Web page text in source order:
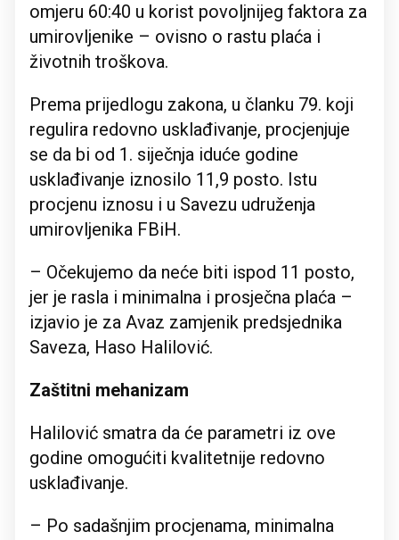
omjeru 60:40 u korist povoljnijeg faktora za
umirovljenike – ovisno o rastu plaća i
životnih troškova.
Prema prijedlogu zakona, u članku 79. koji
regulira redovno usklađivanje, procjenjuje
se da bi od 1. siječnja iduće godine
usklađivanje iznosilo 11,9 posto. Istu
procjenu iznosu i u Savezu udruženja
umirovljenika FBiH.
– Očekujemo da neće biti ispod 11 posto,
jer je rasla i minimalna i prosječna plaća –
izjavio je za Avaz zamjenik predsjednika
Saveza, Haso Halilović.
Zaštitni mehanizam
Halilović smatra da će parametri iz ove
godine omogućiti kvalitetnije redovno
usklađivanje.
– Po sadašnjim procjenama, minimalna